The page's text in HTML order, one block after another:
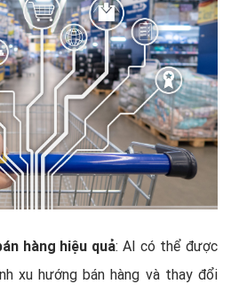
hàng hiệu quả: AI có thể được
xu hướng bán hàng và thay đổi